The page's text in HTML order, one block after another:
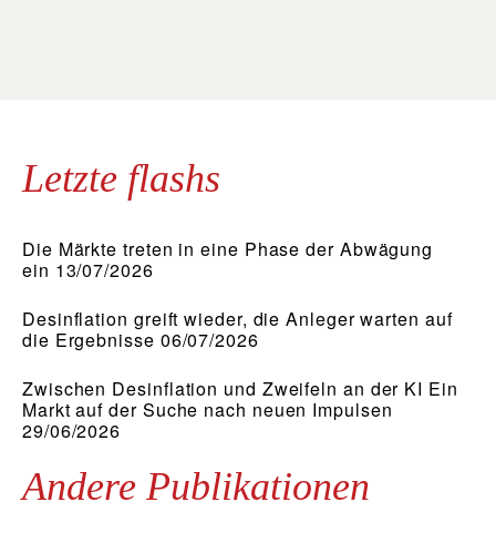
Letzte flashs
Die Märkte treten in eine Phase der Abwägung
ein 13/07/2026
Desinflation greift wieder, die Anleger warten auf
die Ergebnisse 06/07/2026
Zwischen Desinflation und Zweifeln an der KI Ein
Markt auf der Suche nach neuen Impulsen
29/06/2026
Andere Publikationen